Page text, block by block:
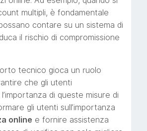
multipli, è fondamentale
contare su un sistema di
il rischio di compromissione
tecnico gioca un ruolo
che gli utenti
di queste misure di
gli utenti sull’importanza
online e fornire assistenza